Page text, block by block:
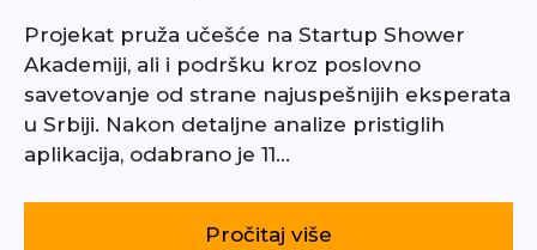
Projekat pruža učešće na Startup Shower
Akademiji, ali i podršku kroz poslovno
savetovanje od strane najuspešnijih eksperata
u Srbiji. Nakon detaljne analize pristiglih
aplikacija, odabrano je 11…
Pročitaj više